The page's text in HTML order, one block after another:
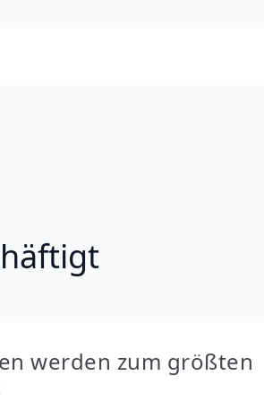
werden zum größten